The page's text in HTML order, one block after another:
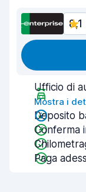
8,1
Ufficio di
Mostra i
Deposito
Conferma
Paga